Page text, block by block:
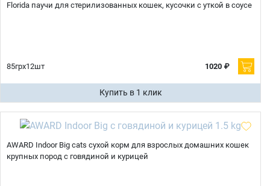
Florida паучи для стерилизованных кошек, кусочки с уткой в соусе
85грх12шт 1020 ₽
Купить в 1 клик
AWARD Indoor Big cats сухой корм для взрослых домашних кошек
крупных пород с говядиной и курицей